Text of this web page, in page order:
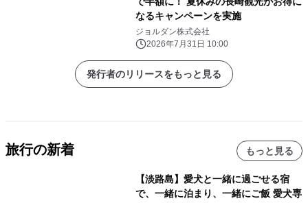
なるキャンペーンを実施
ジョルダン株式会社
2026年7月31日 10:00
発行者のリリースをもっと見る
旅行の新着 もっと見る
【淡路島】愛犬と一緒に過ごせる宿
で、一緒に泊まり、一緒にご飯 愛犬専